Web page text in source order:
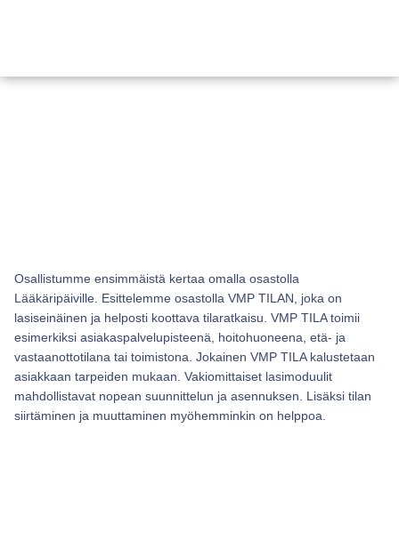
Osallistumme ensimmäistä kertaa omalla osastolla
Lääkäripäiville. Esittelemme osastolla VMP TILAN, joka on
lasiseinäinen ja helposti koottava tilaratkaisu. VMP TILA toimii
esimerkiksi asiakaspalvelupisteenä, hoitohuoneena, etä- ja
vastaanottotilana tai toimistona. Jokainen VMP TILA kalustetaan
asiakkaan tarpeiden mukaan. Vakiomittaiset lasimoduulit
mahdollistavat nopean suunnittelun ja asennuksen. Lisäksi tilan
siirtäminen ja muuttaminen myöhemminkin on helppoa.